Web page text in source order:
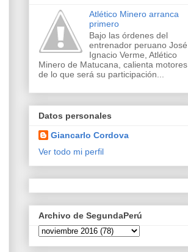
Atlético Minero arranca
primero
Bajo las órdenes del
entrenador peruano José
Ignacio Verme, Atlético
Minero de Matucana, calienta motores
de lo que será su participación...
Datos personales
Giancarlo Cordova
Ver todo mi perfil
Archivo de SegundaPerú